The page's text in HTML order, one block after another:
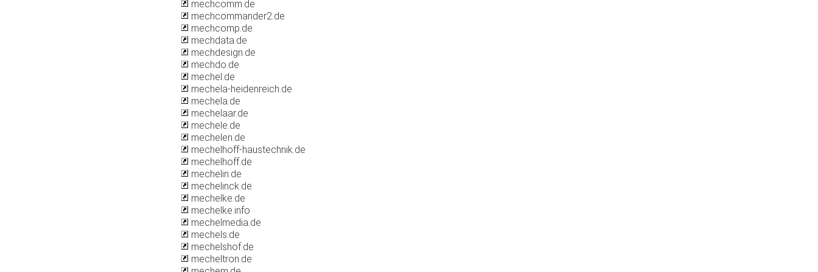
mechcomm.de
mechcommander2.de
mechcomp.de
mechdata.de
mechdesign.de
mechdo.de
mechel.de
mechela-heidenreich.de
mechela.de
mechelaar.de
mechele.de
mechelen.de
mechelhoff-haustechnik.de
mechelhoff.de
mechelin.de
mechelinck.de
mechelke.de
mechelke.info
mechelmedia.de
mechels.de
mechelshof.de
mecheltron.de